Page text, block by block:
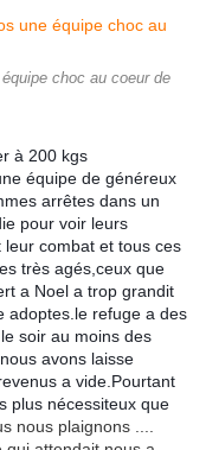
choc au coeur de
à 200 kgs
équipe de généreux
arrêtes dans un
pour voir leurs
combat et tous ces
très agés,ceux que
a Noel a trop grandit
adoptes.le refuge a des
soir au moins des
avons laisse
a vide.Pourtant
plus nécessiteux que
nous plaignons ....